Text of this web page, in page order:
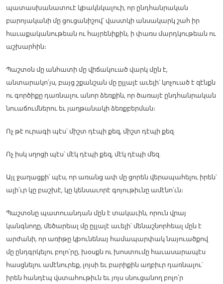
պատասխանատուէ կþակնկալուի, որ ընդհանրական
բարոյականի մը ցուցանիշով՝ վաստկի անսակարկ շահ իր
հաւաքականութեան ու հայրենիքին, ի փառս մարդկութեան ու
աշխարհին։
Պաշտօն մը անհատի մը վիճակուած վարկ մըն է,
անտարակո՛յս, բայց շքանշան մը ըլլալէ աւելի՝ կոչուած է զէնքն
ու գործիքը դառնալու անոր ձեռքին, որ ծառայէ ընդհանրական
նուաճումներու եւ յաղթանակի ձեռքբերման։
Ոչ թէ ուրագի պէս՝ միշտ դէպի քեզ, միշտ դէպի քեզ.
Ոչ իսկ սղոցի պէս՝ մէկ դէպի քեզ, մէկ դէպի մեզ.
Այլ ջաղացքի՛ պէս, որ առանց ափ մը ցորեն վերապահելու իրեն՝
ալի՛ւր կը բաշխէ, կը կենսաւորէ գոյութիւնը ամէնո՛ւն։
Պաշտօնը պատուանդան մըն է տակաւին, որուն վրայ
կանգնողը, մեծարեալ մը ըլլալէ աւելի՝ մենաշնորհեալ մըն է
արժանի, որ առիթը կþունենայ համապարփակ նայուածքով
մը ընդգրկելու բոլո՛րը, խօսքն ու խոստումը հաւասարապէս
հասցնելու ամէնուրեք, լոյսի եւ բարիքին աղբիւր դառնալու՝
իրեն հանդէպ վստահութիւն եւ յոյս սնուցանող բոլո՛ր